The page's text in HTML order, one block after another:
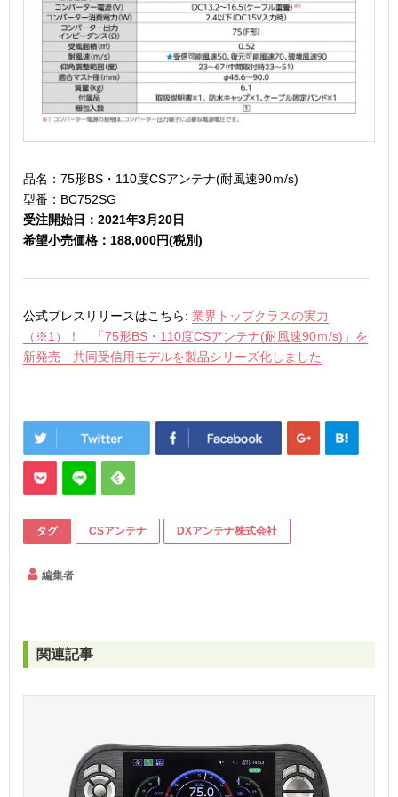
品名：75形BS・110度CSアンテナ(耐風速90ｍ/s)
型番：BC752SG
受注開始日：2021年3月20日
希望小売価格：188,000円(税別)
公式プレスリリースはこちら: 業界トップクラスの実力
（※1）！ 「75形BS・110度CSアンテナ(耐風速90ｍ/s)」を
新発売 共同受信用モデルを製品シリーズ化しました
タグ CSアンテナ DXアンテナ株式会社
編集者
関連記事